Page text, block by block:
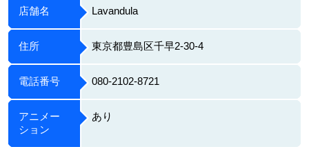
店舗名 Lavandula
住所 東京都豊島区千早2-30-4
電話番号 080-2102-8721
アニメー
ション
あり